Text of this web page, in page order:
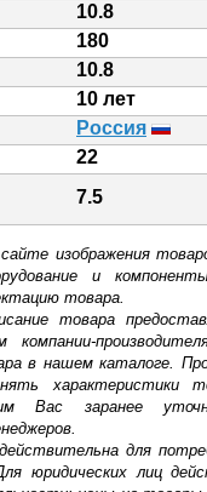
10.8
180
10.8
10 лет
Россия
22
7.5
изображения
и
товара.
товара
компании-
в нашем каталоге.
характеристики
Вас заранее
для
юридических лиц